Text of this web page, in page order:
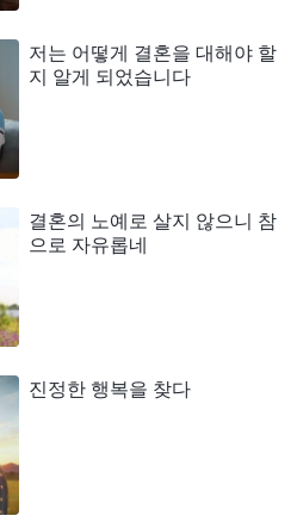
저는 어떻게 결혼을 대해야 할
지 알게 되었습니다
결혼의 노예로 살지 않으니 참
으로 자유롭네
진정한 행복을 찾다